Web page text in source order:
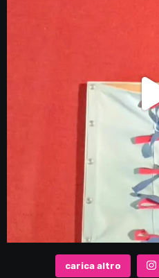
carica altro